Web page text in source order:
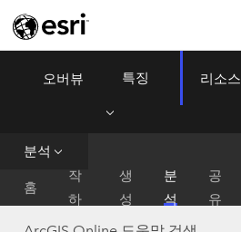
ArcGIS Online
오버뷰 특징 리소스
분석
홈
작
하
기
생
성
분
석
공
유